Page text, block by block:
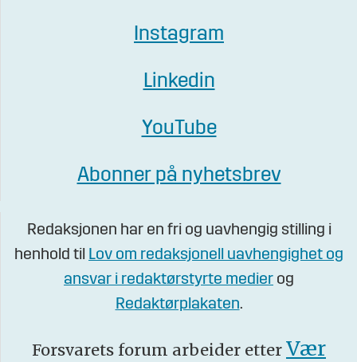
Instagram
Linkedin
YouTube
Abonner på nyhetsbrev
Redaksjonen har en fri og uavhengig stilling i
henhold til Lov om redaksjonell uavhengighet og
ansvar i redaktørstyrte medier og
Redaktørplakaten.
Forsvarets forum arbeider etter Vær